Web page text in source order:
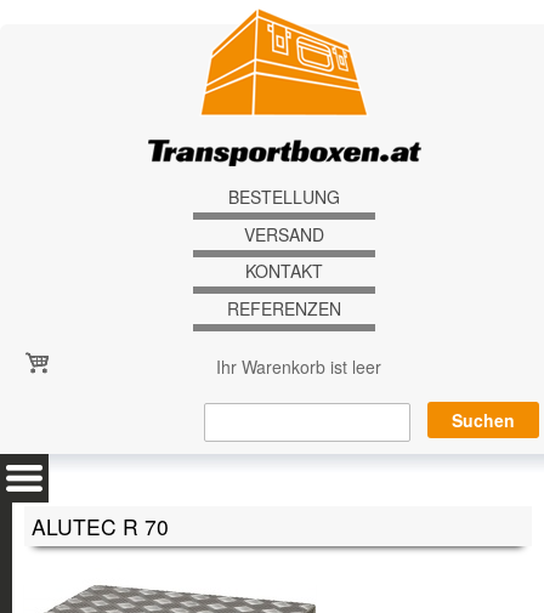
BESTELLUNG
VERSAND
KONTAKT
REFERENZEN
Ihr Warenkorb ist leer
ALUTEC R 70